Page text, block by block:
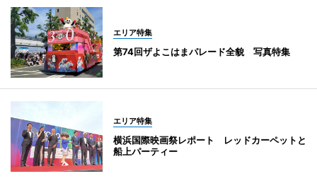
エリア特集
第74回ザよこはまパレード全貌 写真特集
エリア特集
横浜国際映画祭レポート レッドカーペットと
船上パーティー